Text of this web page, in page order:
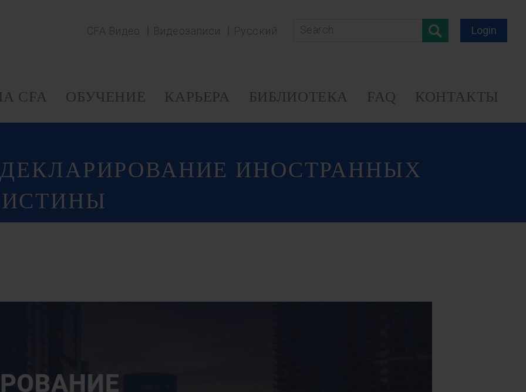
CFA Видео Видеозаписи Русский Login
CFA ОБУЧЕНИЕ КАРЬЕРА БИБЛИОТЕКА FAQ КОНТАКТЫ
ИНОСТРАННЫХ